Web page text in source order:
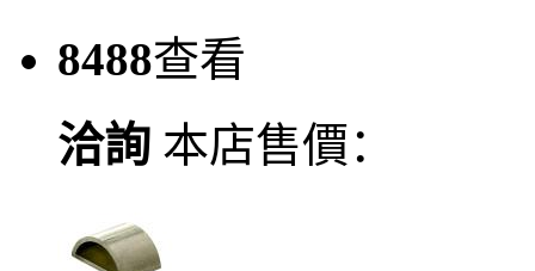
8488查看
洽詢 本店售價：